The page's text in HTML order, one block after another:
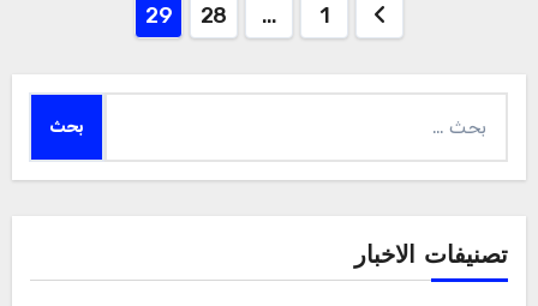
1
…
28
29
عن:
تصنيفات الاخبار